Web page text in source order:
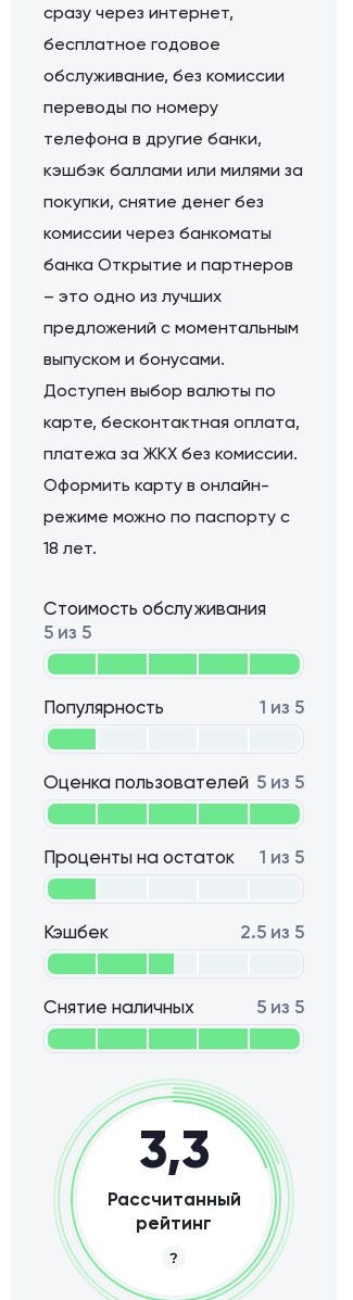
сразу через интернет,
бесплатное годовое
обслуживание, без комиссии
переводы по номеру
телефона в другие банки,
кэшбэк баллами или милями за
покупки, снятие денег без
комиссии через банкоматы
банка Открытие и партнеров
– это одно из лучших
предложений с моментальным
выпуском и бонусами.
Доступен выбор валюты по
карте, бесконтактная оплата,
платежа за ЖКХ без комиссии.
Оформить карту в онлайн-
режиме можно по паспорту с
18 лет.
Проценты на остаток 1 из 5
Кэшбек 2.5 из 5
Снятие наличных 5 из 5
Стоимость обслуживания
5 из 5
Популярность 1 из 5
Оценка пользователей 5 из 5
3,3
Рассчитанный
рейтинг